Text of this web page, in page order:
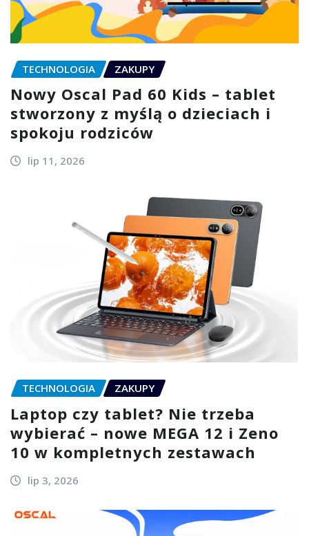
TECHNOLOGIA ZAKUPY
Nowy Oscal Pad 60 Kids – tablet
stworzony z myślą o dzieciach i
spokoju rodziców
lip 11, 2026
TECHNOLOGIA ZAKUPY
Laptop czy tablet? Nie trzeba
wybierać – nowe MEGA 12 i Zeno
10 w kompletnych zestawach
lip 3, 2026